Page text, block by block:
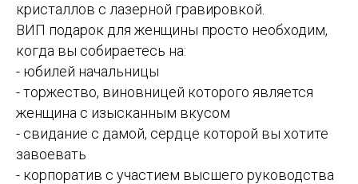
кристаллов с лазерной гравировкой.
ВИП подарок для женщины просто необходим,
когда вы собираетесь на:
- юбилей начальницы
- торжество, виновницей которого является
женщина с изысканным вкусом
- свидание с дамой, сердце которой вы хотите
завоевать
- корпоратив с участием высшего руководства